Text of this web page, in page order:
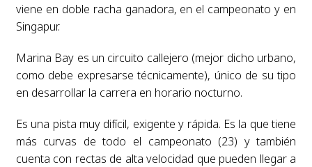
viene en doble racha ganadora, en el campeonato y en
Singapur.
Marina Bay es un circuito callejero (mejor dicho urbano,
como debe expresarse técnicamente), único de su tipo
en desarrollar la carrera en horario nocturno.
Es una pista muy difícil, exigente y rápida. Es la que tiene
más curvas de todo el campeonato (23) y también
cuenta con rectas de alta velocidad que pueden llegar a